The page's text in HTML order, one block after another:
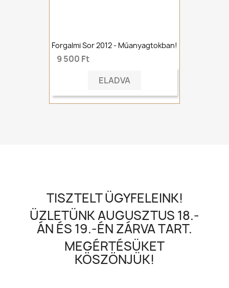
Forgalmi Sor 2012 - Műanyagtokban!
9 500 Ft
ELADVA
TISZTELT ÜGYFELEINK!
ÜZLETÜNK AUGUSZTUS 18.-
ÁN ÉS 19.-ÉN ZÁRVA TART.
MEGÉRTÉSÜKET
KÖSZÖNJÜK!